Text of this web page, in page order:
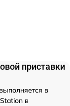
приставки
выполняется в
в